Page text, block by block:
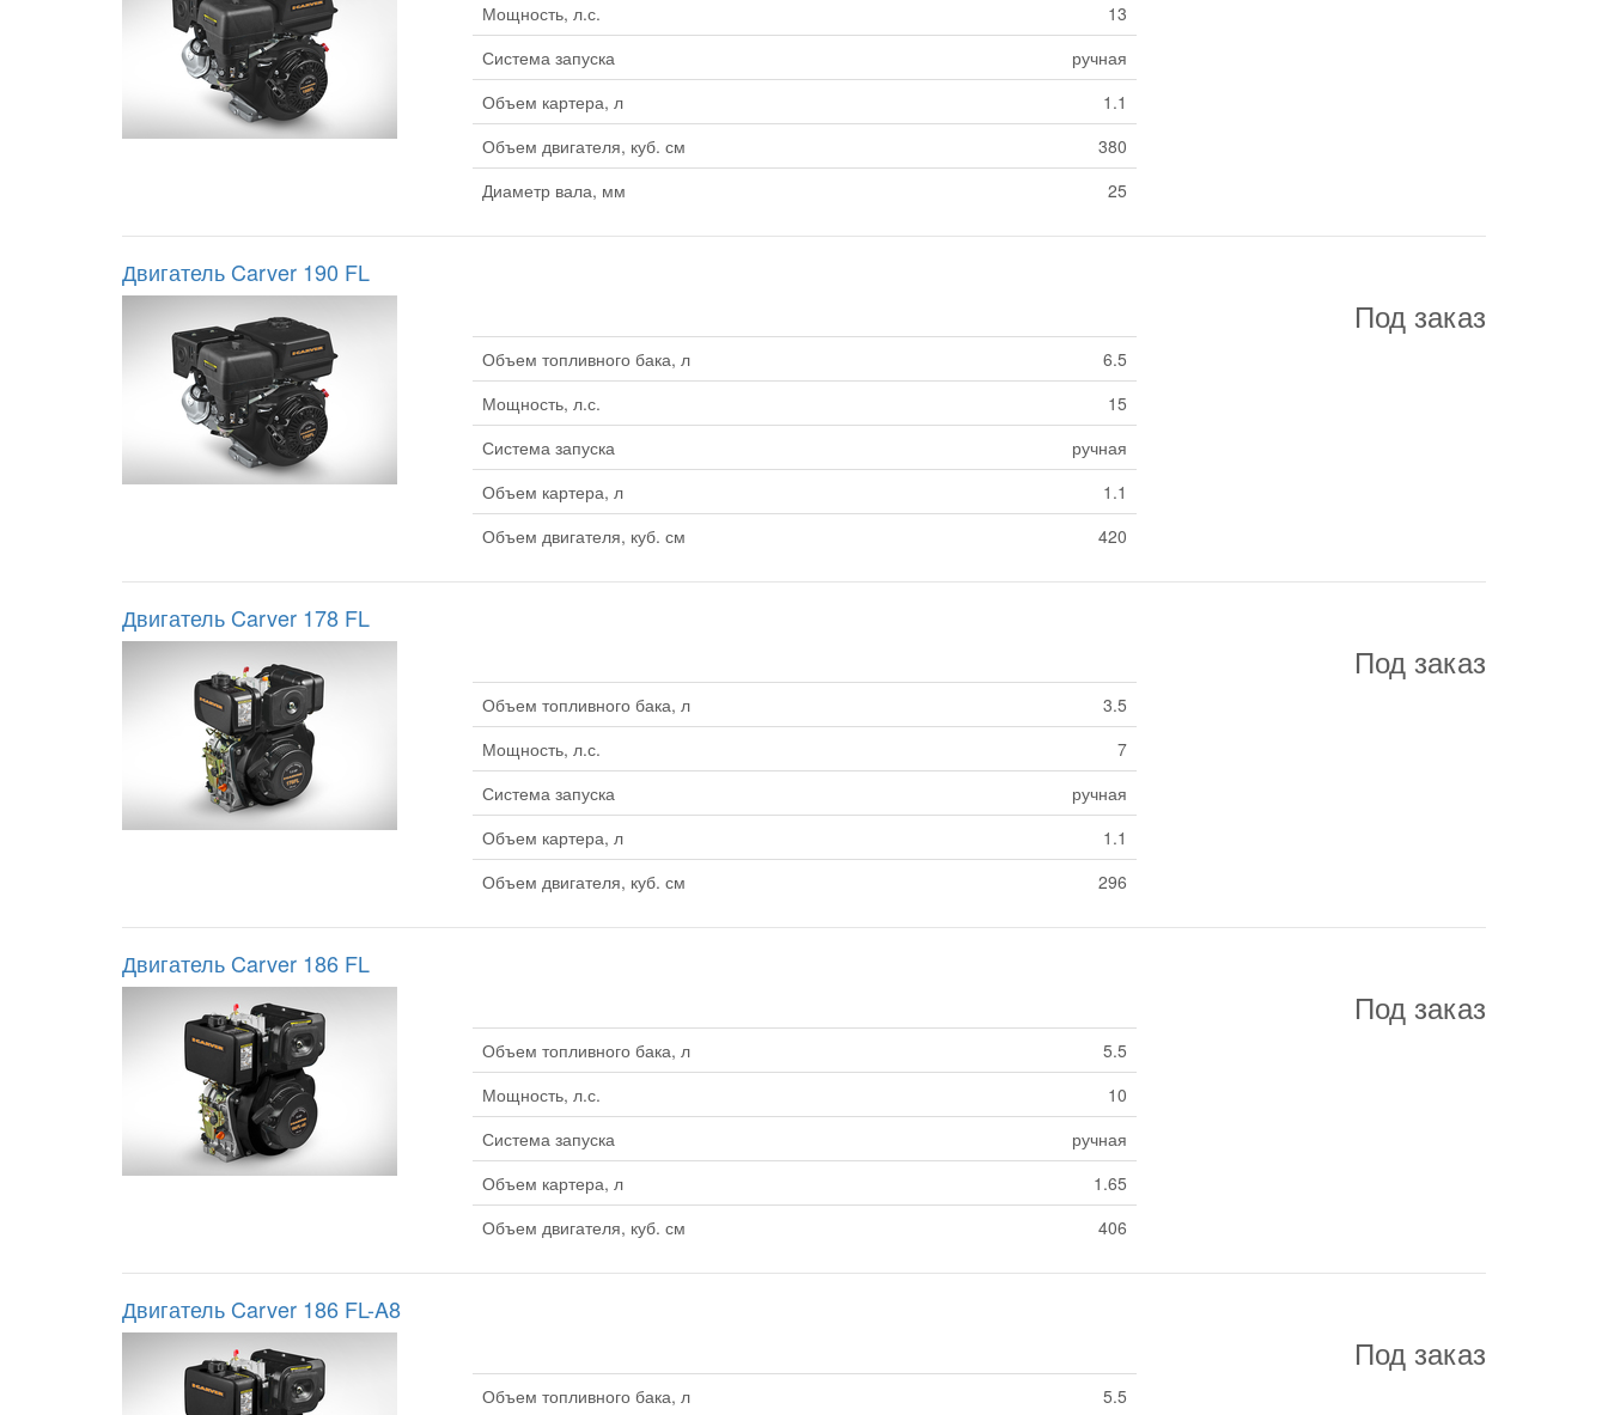
Мощность, л.с.
13
Система запуска
ручная
Объем картера, л
1.1
Объем двигателя, куб. см
380
Диаметр вала, мм
25
Двигатель Carver 190 FL
Под заказ
Объем топливного бака, л
6.5
Мощность, л.с.
15
Система запуска
ручная
Объем картера, л
1.1
Объем двигателя, куб. см
420
Двигатель Carver 178 FL
Под заказ
Объем топливного бака, л
3.5
Мощность, л.с.
7
Система запуска
ручная
Объем картера, л
1.1
Объем двигателя, куб. см
296
Двигатель Carver 186 FL
Под заказ
Объем топливного бака, л
5.5
Мощность, л.с.
10
Система запуска
ручная
Объем картера, л
1.65
Объем двигателя, куб. см
406
Двигатель Carver 186 FL-A8
Под заказ
Объем топливного бака, л 5.5